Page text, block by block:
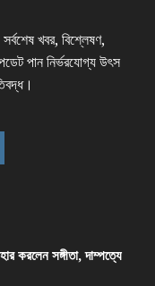
খবর, বিশ্লেষণ,
পান নির্ভরযোগ্য উৎস
করলেন সঙ্গীতা, দাম্পত্যে